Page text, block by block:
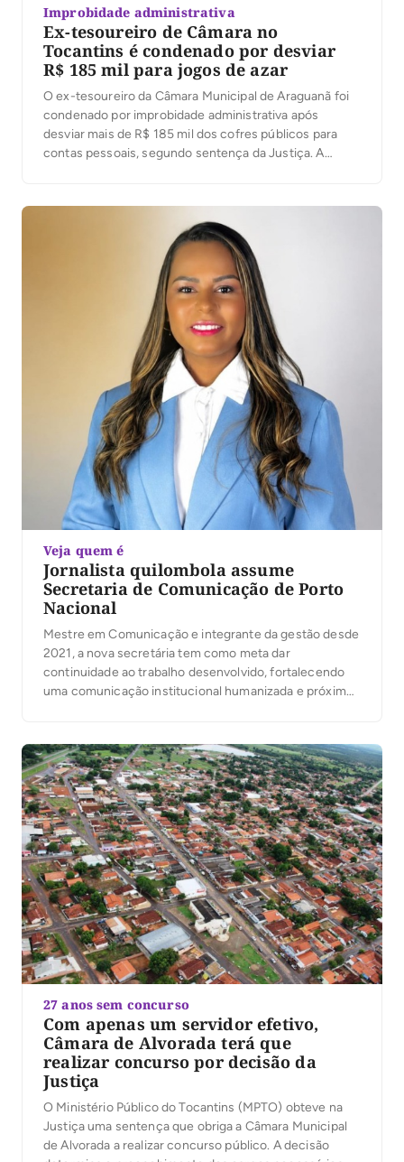
Improbidade administrativa
Ex-tesoureiro de Câmara no
Tocantins é condenado por desviar
R$ 185 mil para jogos de azar
O ex-tesoureiro da Câmara Municipal de Araguanã foi
condenado por improbidade administrativa após
desviar mais de R$ 185 mil dos cofres públicos para
contas pessoais, segundo sentença da Justiça. A
Xambioá. De acordo com o processo, o ex-servidor […]
Veja quem é
Jornalista quilombola assume
Secretaria de Comunicação de Porto
Nacional
Mestre em Comunicação e integrante da gestão desde
2021, a nova secretária tem como meta dar
continuidade ao trabalho desenvolvido, fortalecendo
uma comunicação institucional humanizada e próxima
27 anos sem concurso
Com apenas um servidor efetivo,
Câmara de Alvorada terá que
realizar concurso por decisão da
Justiça
O Ministério Público do Tocantins (MPTO) obteve na
Justiça uma sentença que obriga a Câmara Municipal
de Alvorada a realizar concurso público. A decisão